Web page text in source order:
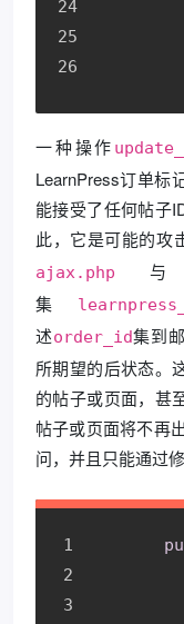
一种操作
LearnPress订单标
能接受了任何帖子
此，它是可能的攻
ajax.php
集
述order_id集到
所期望的后状态。
的帖子或页面，甚
帖子或页面将不再
问，并且只能通过